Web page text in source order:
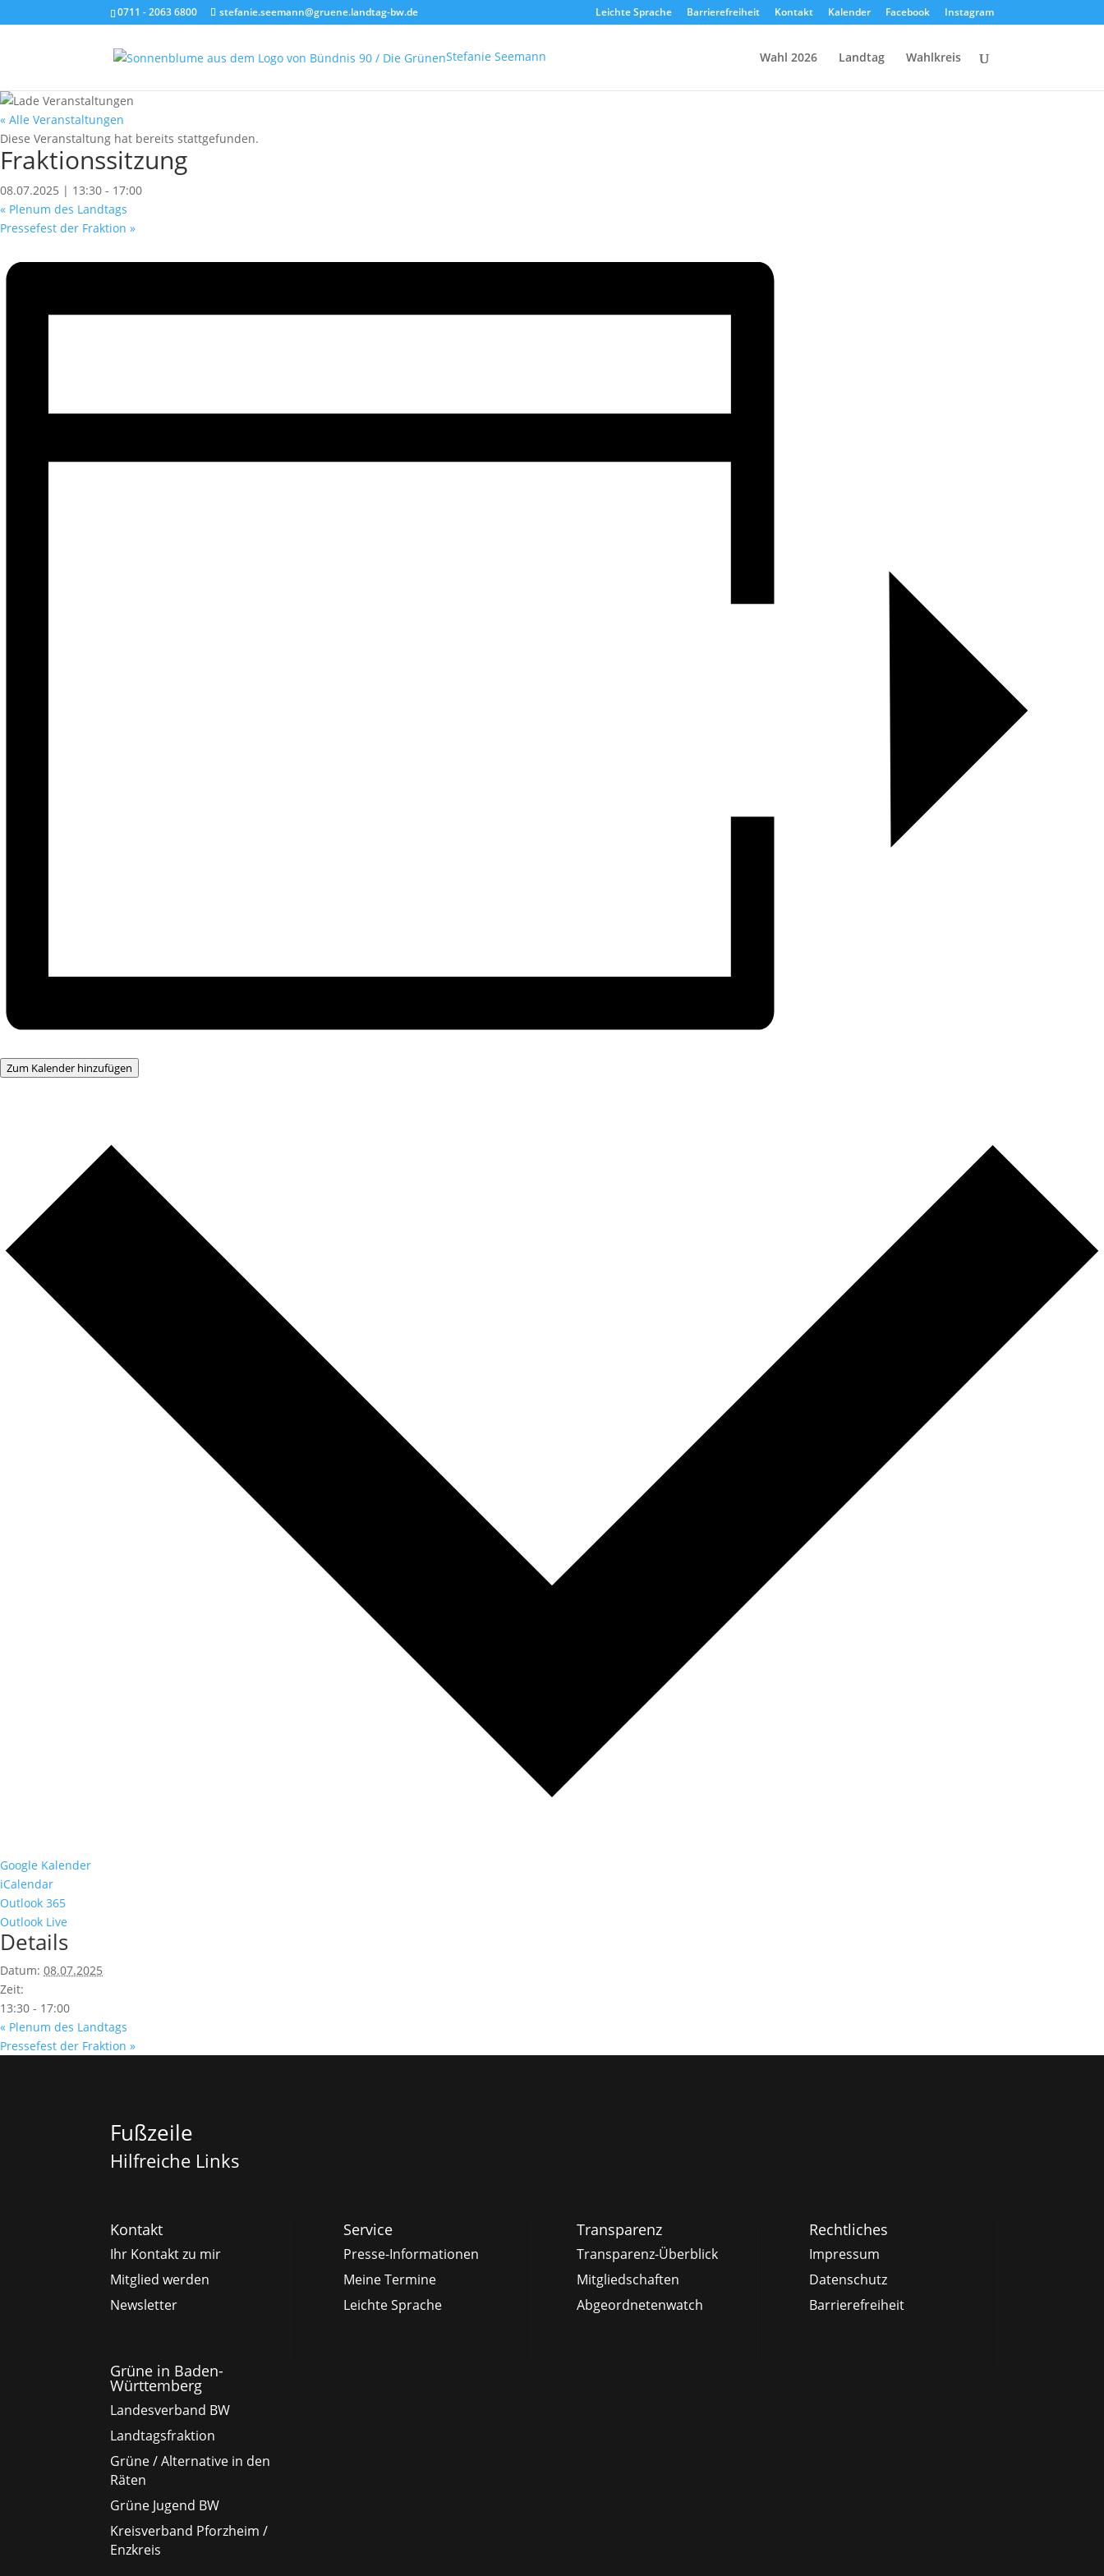
0711 - 2063 6800 stefanie.seemann@gruene.landtag-bw.de Leichte Sprache Barrierefreiheit Kontakt Kalender Facebook Instagram
Stefanie Seemann Wahl 2026 Landtag Wahlkreis
« Alle Veranstaltungen
Diese Veranstaltung hat bereits stattgefunden.
Fraktionssitzung
08.07.2025 | 13:30 - 17:00
« Plenum des Landtags
Pressefest der Fraktion »
Zum Kalender hinzufügen
Google Kalender
iCalendar
Outlook 365
Outlook Live
Details
Datum: 08.07.2025
Zeit:
13:30 - 17:00
« Plenum des Landtags
Pressefest der Fraktion »
Fußzeile
Hilfreiche Links
Kontakt
Ihr Kontakt zu mir
Mitglied werden
Newsletter
Service
Presse-Informationen
Meine Termine
Leichte Sprache
Transparenz
Transparenz-Überblick
Mitgliedschaften
Abgeordnetenwatch
Rechtliches
Impressum
Datenschutz
Barrierefreiheit
Grüne in Baden-
Württemberg
Landesverband BW
Landtagsfraktion
Grüne / Alternative in den
Räten
Grüne Jugend BW
Kreisverband Pforzheim /
Enzkreis